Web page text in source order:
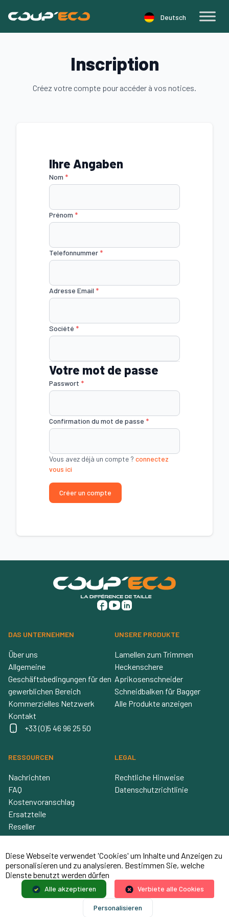
Deutsch
Inscription
Créez votre compte pour accéder à vos notices.
Ihre Angaben
Nom *
Prénom *
Telefonnummer *
Adresse Email *
Société *
Votre mot de passe
Passwort *
Confirmation du mot de passe *
Vous avez déjà un compte ? connectez
vous ici
Créer un compte
DAS UNTERNEHMEN
Über uns
Allgemeine
Geschäftsbedingungen für den
gewerblichen Bereich
Kommerzielles Netzwerk
Kontakt
+33 (0)5 46 96 25 50
UNSERE PRODUKTE
Lamellen zum Trimmen
Heckenschere
Aprikosenschneider
Schneidbalken für Bagger
Alle Produkte anzeigen
RESSOURCEN
Nachrichten
FAQ
Kostenvoranschlag
Ersatzteile
Reseller
LEGAL
Rechtliche Hinweise
Datenschutzrichtlinie
© 2026 Coupeco, Website erstellt vonMooood Website-
Erstellung.
Diese Webseite verwendet 'Cookies' um Inhalte und Anzeigen zu
personalisieren und zu analysieren. Bestimmen Sie, welche
Dienste benutzt werden dürfen
Alle akzeptieren Verbiete alle Cookies
Personalisieren